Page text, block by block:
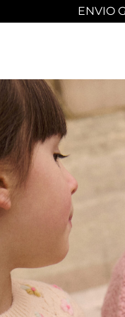
ENVIO